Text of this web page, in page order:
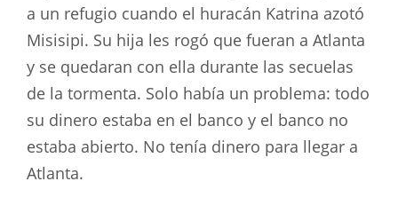
a un refugio cuando el huracán Katrina azotó
Misisipi. Su hija les rogó que fueran a Atlanta
y se quedaran con ella durante las secuelas
de la tormenta. Solo había un problema: todo
su dinero estaba en el banco y el banco no
estaba abierto. No tenía dinero para llegar a
Atlanta.